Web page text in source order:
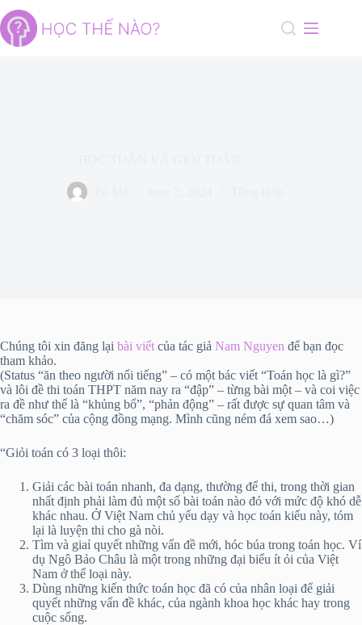
to
content
Chúng tôi xin đăng lại bài viết của tác giả Nam Nguyen để bạn đọc
tham khảo.
(Status “ăn theo người nổi tiếng” – có một bác viết “Toán học là gì?”
và lôi đề thi toán THPT năm nay ra “đập” – từng bài một – và coi việc
ra đề như thế là “khủng bố”, “phản động” – rất được sự quan tâm và
“chăm sóc” của cộng đồng mạng. Mình cũng ném đá xem sao…)
“Giỏi toán có 3 loại thôi:
Giải các bài toán nhanh, đa dạng, thường để thi, trong thời gian
nhất định phải làm đủ một số bài toán nào đó với mức độ khó dễ
khác nhau. Ở Việt Nam chủ yếu dạy và học toán kiểu này, tóm
lại là luyện thi cho gà nòi.
Tìm và giaỉ quyết những vấn đề mới, hóc búa trong toán học. Ví
dụ Ngô Bảo Châu là một trong những đại biểu ít ỏi của Việt
Nam ở thể loại này.
Dùng những kiến thức toán học đã có của nhân loại để giải
quyết những vấn đề khác, của ngành khoa học khác hay trong
cuộc sống.